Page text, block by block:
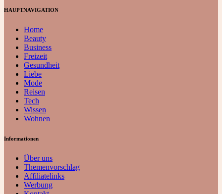
HAUPTNAVIGATION
Home
Beauty
Business
Freizeit
Gesundheit
Liebe
Mode
Reisen
Tech
Wissen
Wohnen
Informationen
Über uns
Themenvorschlag
Affiliatelinks
Werbung